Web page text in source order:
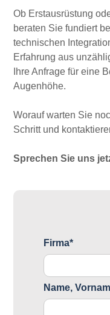
Ob Erstausrüstung
beraten Sie fundiert
technischen
Erfahrung aus
Ihre Anfrage für eine
Augenhöhe.
Worauf warten Sie
Schritt und
Sprechen Sie uns
Firma*
Name,